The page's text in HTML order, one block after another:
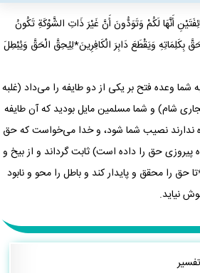
أَنَّهَا لَكُمْ وَتَوَدُّونَ أَنَّ غَيْرَ ذَاتِ الشَّوْكَةِ تَكُونُ
بِكَلِمَاتِهِ وَيَقْطَعَ دَابِرَ الْكَافِرِينَ*لِيُحِقَّ الْحَقَّ وَيُبْطِلَ
شما وعده فتح بر یکی از دو طایفه را می‌داد (غلبه
شام) و شما مسلمین مایل بودید که آن طایفه
ندارند نصیب شما شود، و خدا می‌خواست که حق
پیروزی حق را داده است) ثابت گرداند و از بیخ و
حق را محقق و پایدار کند و باطل را محو و نابود
نیاید.